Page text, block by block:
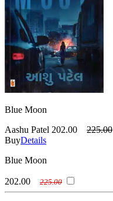
Blue Moon
Aashu Patel 202.00
225.00
BuyDetails
Blue Moon
202.00 225.00